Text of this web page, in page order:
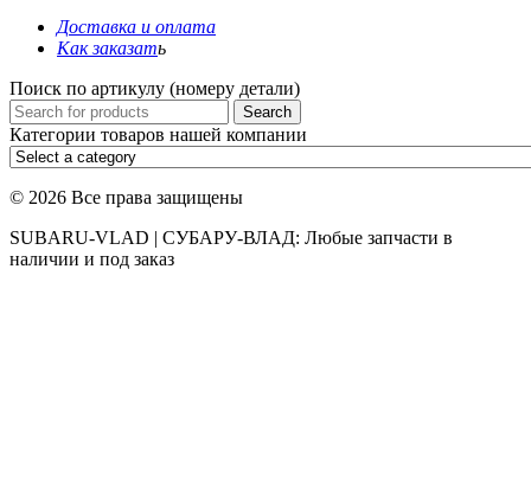
Доставка и оплата
Как заказать
Поиск по артикулу (номеру детали)
Search
for:
Категории товаров нашей компании
© 2026 Все права защищены
SUBARU-VLAD | СУБАРУ-ВЛАД: Любые запчасти в
наличии и под заказ